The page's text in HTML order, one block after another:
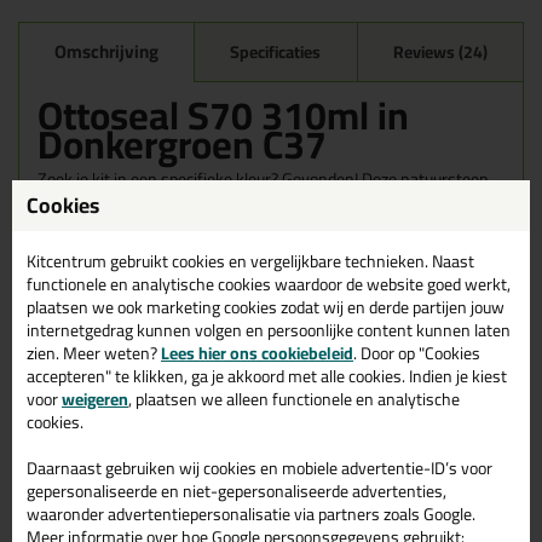
Omschrijving Specificaties Reviews (24)
Ottoseal S70 310ml in
Donkergroen C37
Zoek je kit in een specifieke kleur? Gevonden! Deze natuursteen
kit Ottoseal S70 310ml in de kleur Donkergroen C37 is te
gebruiken voor verschillende toepassingen. Een duurzame en
bijpassende kleur zoekt met gegarandeerd een topresultaat.
Bestel de Ottoseal S70 310ml in kleur Donkergroen C37 vandaag
nog! Op voorraad en op werkdagen besteld = morgen in huis.
Wil je meer weten over de toepassing en kenmerken van dit
product?Lees alles over dit product >
Tips & tricks voor Ottoseal S70
310ml
In de volgende blogs wordt dit product gebruikt:
Bad kitten, zo doe je dat!
Cookies
Kitcentrum gebruikt cookies en vergelijkbare technieken. Naast
functionele en analytische cookies waardoor de website goed werkt,
plaatsen we ook marketing cookies zodat wij en derde partijen jouw
internetgedrag kunnen volgen en persoonlijke content kunnen laten
zien. Meer weten?Lees hier ons cookiebeleid. Door op "Cookies
accepteren" te klikken, ga je akkoord met alle cookies. Indien je kiest
voorweigeren, plaatsen we alleen functionele en analytische
cookies.
Daarnaast gebruiken wij cookies en mobiele advertentie-ID’s voor
gepersonaliseerde en niet-gepersonaliseerde advertenties,
waaronder advertentiepersonalisatie via partners zoals Google.